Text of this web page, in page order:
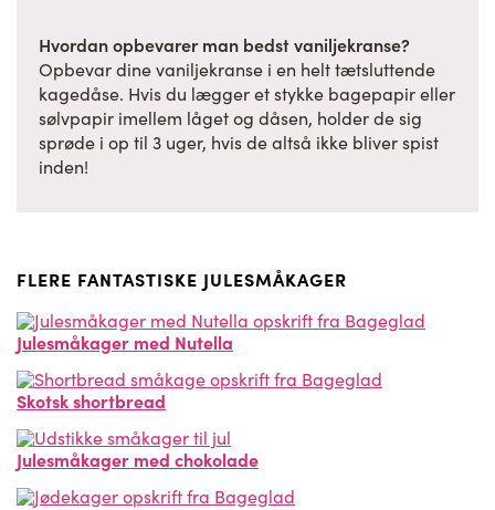
Hvordan opbevarer man bedst vaniljekranse?
Opbevar dine vaniljekranse i en helt tætsluttende
kagedåse. Hvis du lægger et stykke bagepapir eller
sølvpapir imellem låget og dåsen, holder de sig
sprøde i op til 3 uger, hvis de altså ikke bliver spist
inden!
FLERE FANTASTISKE JULESMÅKAGER
Julesmåkager med Nutella
Skotsk shortbread
Julesmåkager med chokolade